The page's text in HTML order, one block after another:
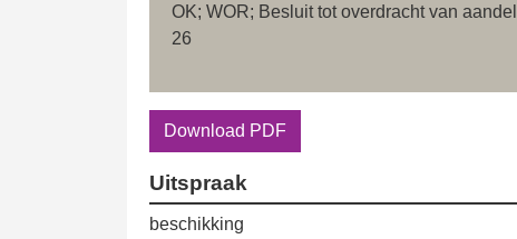
OK; WOR; Besluit tot overdracht van
26
Download PDF
Uitspraak
beschikking